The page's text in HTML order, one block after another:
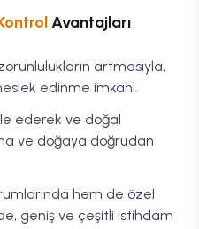
Avantajları
artmasıyla,
edinme imkanı.
ederek ve doğal
ve doğaya doğrudan
hem de özel
geniş ve çeşitli istihdam